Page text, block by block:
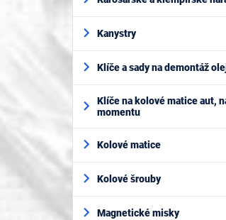
Kanystry
Klíče a sady na demontáž
Klíče na kolové matice aut,
momentu
Kolové matice
Kolové šrouby
Magnetické misky